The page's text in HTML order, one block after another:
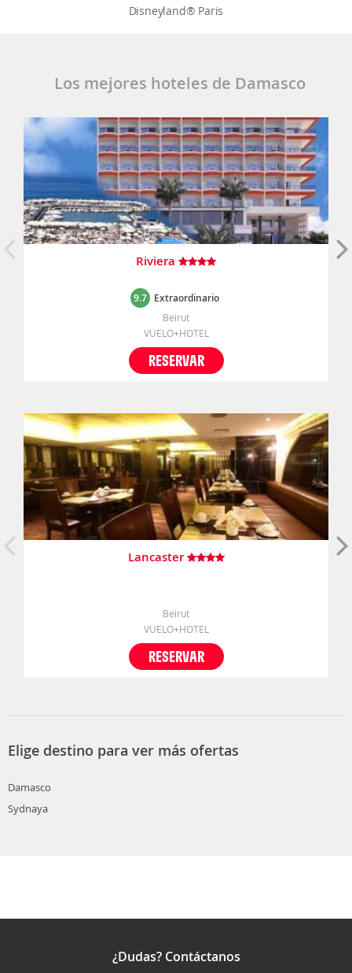
Disneyland® Paris
Los mejores hoteles de Damasco
Riviera
9.7 Extraordinario
Beirut
VUELO+HOTEL
RESERVAR
Lancaster
Beirut
VUELO+HOTEL
RESERVAR
Elige destino para ver más ofertas
Damasco
Sydnaya
¿Dudas? Contáctanos